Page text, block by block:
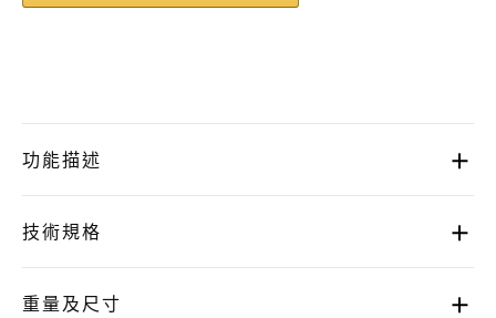
功能描述
技術規格
重量及尺寸